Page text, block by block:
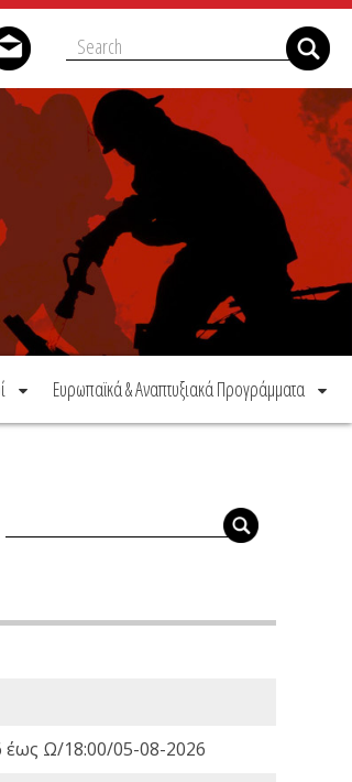
Ευρωπαϊκά & Αναπτυξιακά Προγράμματα
έως Ω/18:00/05-08-2026